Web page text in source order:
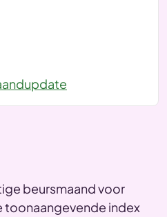
beursmaand voor
toonaangevende index